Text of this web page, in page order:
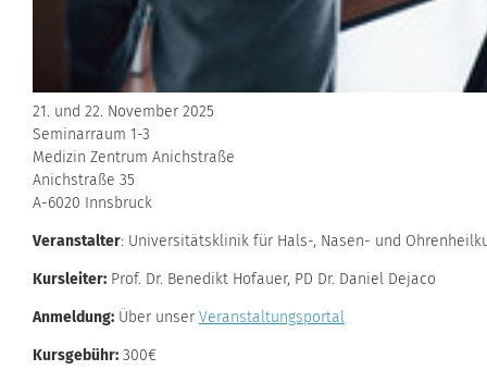
21. und 22. November 2025
Seminarraum 1-3
Medizin Zentrum Anichstraße
Anichstraße 35
A-6020 Innsbruck
Veranstalter: Universitätsklinik für Hals-, Nasen- und
Kursleiter: Prof. Dr. Benedikt Hofauer, PD Dr. Daniel Dejaco
Anmeldung: Über unser Veranstaltungsportal
Kursgebühr: 300€